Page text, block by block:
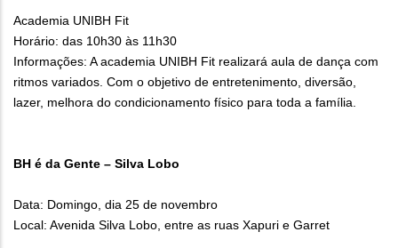
Academia UNIBH Fit
Horário: das 10h30 às 11h30
Informações: A academia UNIBH Fit realizará aula de dança com
ritmos variados. Com o objetivo de entretenimento, diversão,
lazer, melhora do condicionamento físico para toda a família.
BH é da Gente – Silva Lobo
Data: Domingo, dia 25 de novembro
Local: Avenida Silva Lobo, entre as ruas Xapuri e Garret